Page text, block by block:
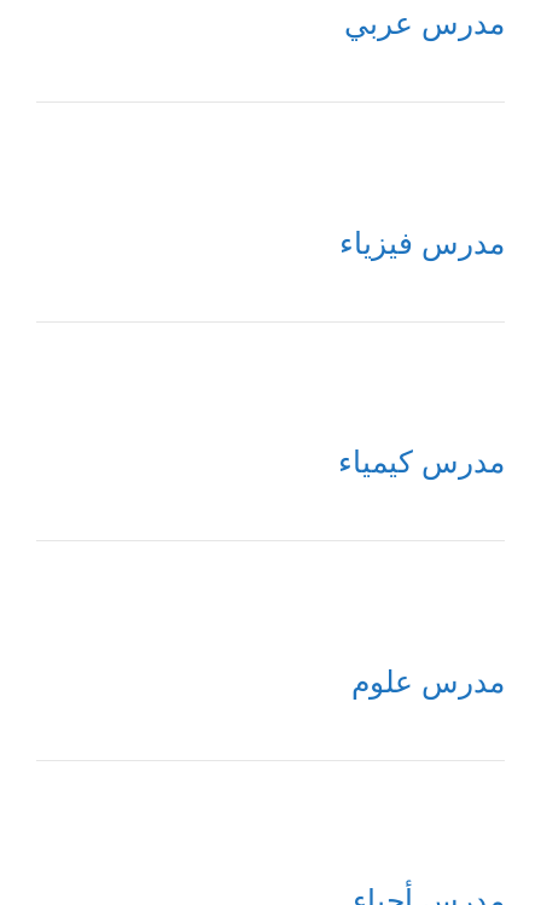
مدرس عربي
مدرس فيزياء
مدرس كيمياء
مدرس علوم